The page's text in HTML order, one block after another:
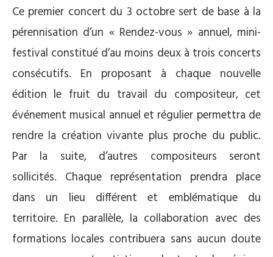
Ce premier concert du 3 octobre sert de base à la
pérennisation d’un « Rendez-vous » annuel, mini-
festival constitué d’au moins deux à trois concerts
consécutifs. En proposant à chaque nouvelle
édition le fruit du travail du compositeur, cet
événement musical annuel et régulier permettra de
rendre la création vivante plus proche du public.
Par la suite, d’autres compositeurs seront
sollicités. Chaque représentation prendra place
dans un lieu différent et emblématique du
territoire. En parallèle, la collaboration avec des
formations locales contribuera sans aucun doute